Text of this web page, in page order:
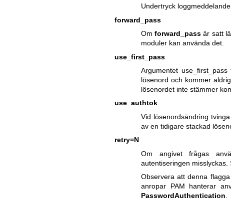
Undertryck
forward_pass
Omforward_pass är satt
moduler kan använda det.
use_first_pass
Argumentet
lösenord och kommer
lösenordet inte stämmer
use_authtok
Vid lösenordsändring
av en tidigare stackad
retry=N
Om angivet frågas
autentiseringen misslyckas.
Observera att denna
anropar PAM hanterar
PasswordAuthentication